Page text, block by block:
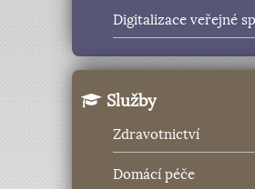
Digitalizace veřejné
Služby
Zdravotnictví
Domácí péče